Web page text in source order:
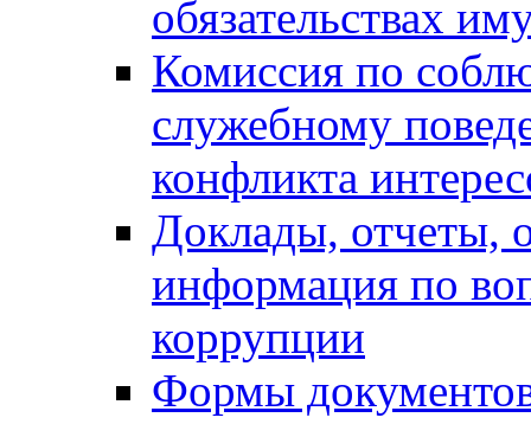
обязательствах
Комиссия по
служебному
конфликта
Доклады, отчеты,
информация по
коррупции
Формы